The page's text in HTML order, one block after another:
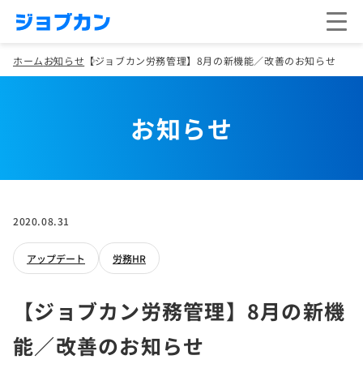
ホームお知らせ 【ジョブカン労務管理】8月の新機能／改善のお知らせ
お知らせ
2020.08.31
アップデート 労務HR
【ジョブカン労務管理】8月の新機
能／改善のお知らせ